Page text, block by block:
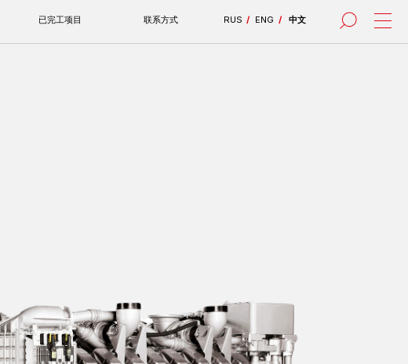
联系方式 /
RUS ENG